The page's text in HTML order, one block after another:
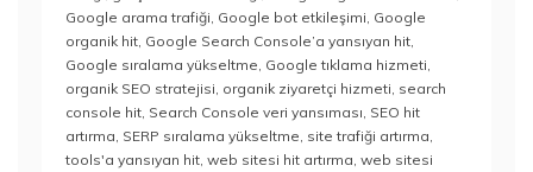
Google arama trafiği, Google bot etkileşimi, Google
organik hit, Google Search Console’a yansıyan hit,
Google sıralama yükseltme, Google tıklama hizmeti,
organik SEO stratejisi, organik ziyaretçi hizmeti, search
console hit, Search Console veri yansıması, SEO hit
artırma, SERP sıralama yükseltme, site trafiği artırma,
tools'a yansıyan hit, web sitesi hit artırma, web sitesi